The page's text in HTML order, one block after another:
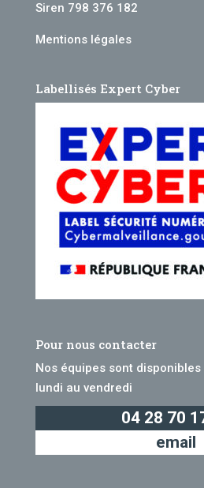
Siren 798 376 182
Mentions légales
Labellisés Expert Cyber
Pour nous contacter
Nos équipes sont disponibles
lundi au vendredi
04 28 70
email